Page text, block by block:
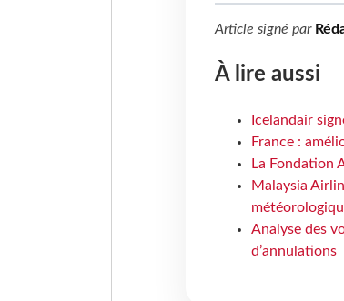
Article signé par
À lire aussi
Icelandair
France :
La Fondation
Malaysia
Analyse des
d’annulations